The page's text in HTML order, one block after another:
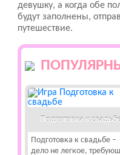
девушку, а когда обе
будут заполнены,
путешествие.
Подготовка к
Подготовка к свадьбе –
дело не легкое,